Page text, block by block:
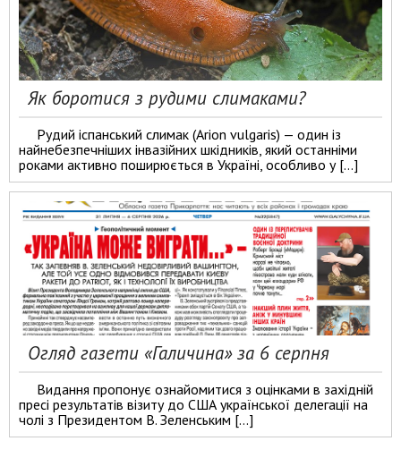
Як боротися з рудими слимаками?
Рудий іспанський слимак (Arion vulgaris) — один із
найнебезпечніших інвазійних шкідників, який останніми
роками активно поширюється в Україні, особливо у […]
Огляд газети «Галичина» за 6 серпня
Видання пропонує ознайомитися з оцінками в західній
пресі результатів візиту до США української делегації на
чолі з Президентом В. Зеленським […]